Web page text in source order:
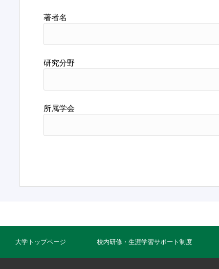
著者名
研究分野
所属学会
大学トップページ 校内研修・生涯学習サポート制度